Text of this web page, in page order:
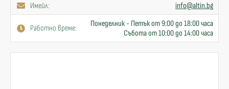
Имейл:
info@altin.bg
Работно време:
Понеделник - Петък от 9:00 до 18:00 часа
Събота от 10:00 до 14:00 часа